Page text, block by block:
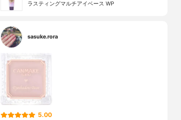
ラスティングマルチアイベース WP
sasuke.rora
5.00